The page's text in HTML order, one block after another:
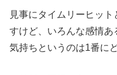
見事にタイムリーヒッ
すけど、いろんな感情
気持ちというのは1番に